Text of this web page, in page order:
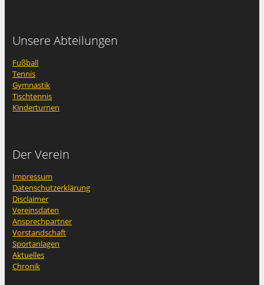
Unsere Abteilungen
Fußball
Tennis
Gymnastik
Tischtennis
Kinderturnen
Der Verein
Impressum
Datenschutzerklärung
Disclaimer
Vereinsdaten
Ansprechpartner
Vorstandschaft
Sportanlagen
Aktuelles
Chronik